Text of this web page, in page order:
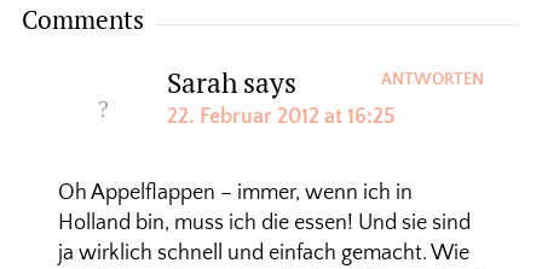
Comments
Sarahsays
22. Februar 2012 at 16:25
Oh Appelflappen – immer, wenn ich in
Holland bin, muss ich die essen! Und sie sind
ja wirklich schnell und einfach gemacht. Wie
ANTWORTEN